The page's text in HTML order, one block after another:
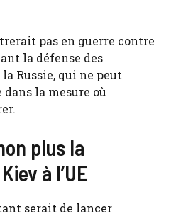
pas en guerre contre
la défense des
Russie, qui ne peut
la mesure où
plus la
à l’UE
serait de lancer